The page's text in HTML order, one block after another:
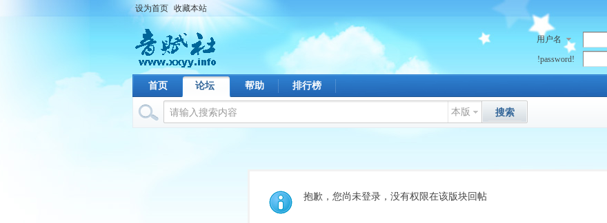
设为首页 收藏本站
用户名
!password!
首页 论坛 帮助 排行榜
本版 搜索
抱歉，您尚未登录，没有权限在该版块回帖